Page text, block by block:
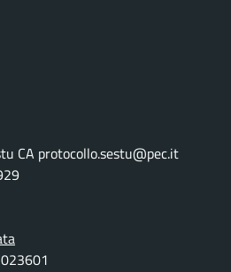
CA protocollo.sestu@pec.it